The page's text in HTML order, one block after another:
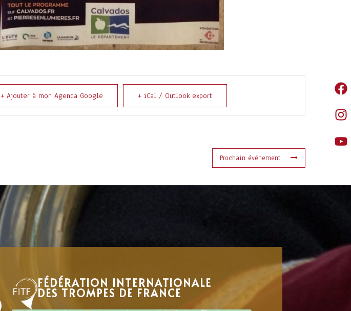
+ Ajouter à mon Agenda Google + iCal / Outlook export
Prochain événement
FÉDÉRATION INTERNATIONALE
DES TROMPES DE FRANCE